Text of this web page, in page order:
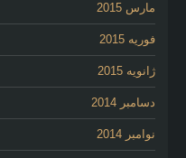
مارس 2015
فوریه 2015
ژانویه 2015
دسامبر 2014
نوامبر 2014